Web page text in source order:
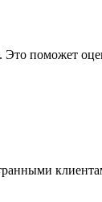
Это поможет